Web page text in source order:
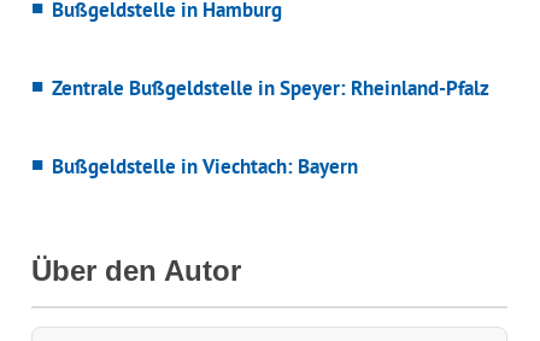
Bußgeldstelle in Hamburg
Zentrale Bußgeldstelle in Speyer: Rheinland-Pfalz
Bußgeldstelle in Viechtach: Bayern
Über den Autor